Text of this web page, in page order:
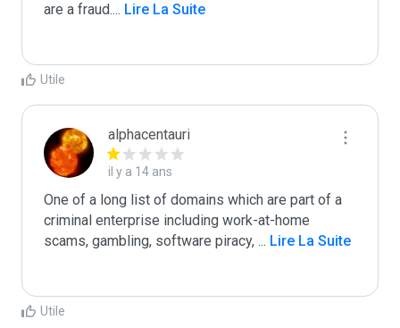
are a fraud.... Lire La Suite
Utile
alphacentauri
il y a 14 ans
One of a long list of domains which are part of a
criminal enterprise including work-at-home
scams, gambling, software piracy, ... Lire La Suite
Utile